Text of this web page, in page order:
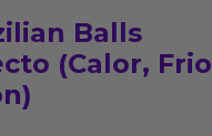
Balls
(Calor, Frio